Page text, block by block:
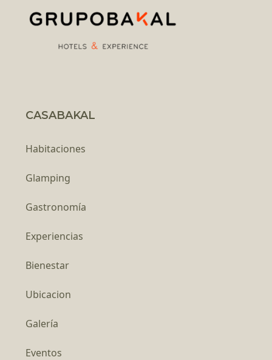
CASABAKAL
Habitaciones
Glamping
Gastronomía
Experiencias
Bienestar
Ubicacion
Galería
Eventos